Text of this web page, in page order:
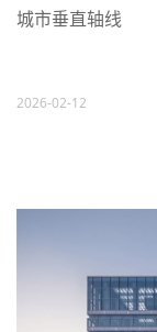
城市垂直轴线
2026-02-12